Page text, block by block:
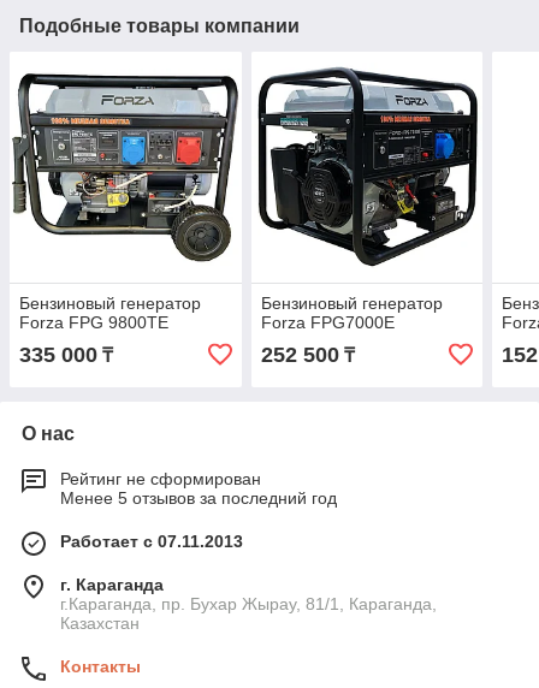
Подобные товары компании
Бензиновый генератор
Forza FPG 9800TE
335 000 ₸
Бензиновый генератор
Forza FPG7000E
252 500₸
О нас
Рейтинг не сформирован
Менее 5 отзывов за последний год
Работает с 07.11.2013
г. Караганда
г.Караганда, пр. Бухар Жырау, 81/1, Караганда,
Казахстан
Контакты